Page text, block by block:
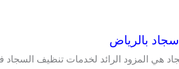
بالرياض
هي المزود الرائد لخدمات تنظيف السجاد